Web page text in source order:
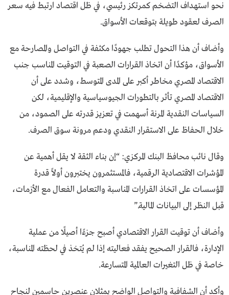
نحو استهداف التضخم كمرتكز رئيسي، في ظل اقتصاد ارتبط فيه سعر
الصرف لعقود طويلة بتوقعات الأسواق.
وأضاف أن هذا التحول تطلب جهودًا مكثفة في التواصل والمصارحة مع
الأسواق، مؤكدًا أن اتخاذ القرارات الصعبة في التوقيت المناسب جنب
الاقتصاد المصري مخاطر أكبر على المدى المتوسط، وشدد على أن
الاقتصاد المصري تأثر بالتطورات الجيوسياسية والإقليمية، لكن
السياسات النقدية المرنة أسهمت في تعزيز قدرته على الصمود، من
خلال الحفاظ على الاستقرار النقدي ودعم مرونة سوق الصرف.
وقال نائب محافظ البنك المركزي: “إن بناء الثقة لا يقل أهمية عن
المؤشرات الاقتصادية الرقمية، فالمستثمرون يختبرون أولاً قدرة
المؤسسات على اتخاذ القرارات المناسبة والتعامل الفعال مع الأزمات،
قبل النظر إلى البيانات المالية.”
وأضاف أن توقيت القرار الاقتصادي أصبح جزءًا أصيلًا من عملية
الإدارة، فالقرار الصحيح يفقد فعاليته إذا لم يُتخذ في لحظته المناسبة،
خاصة في ظل التغيرات العالمية المتسارعة.
وأكد أن الشفافية والتواصل الواضح يمثلان عنصرين حاسمين لنجاح